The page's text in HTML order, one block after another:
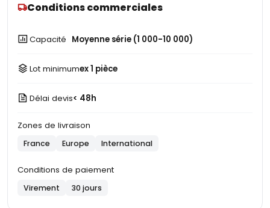
Conditions commerciales
Capacité Moyenne série (1 000-10 000)
Lot minimumex 1 pièce
Délai devis< 48h
Zones de livraison
France Europe International
Conditions de paiement
Virement 30 jours